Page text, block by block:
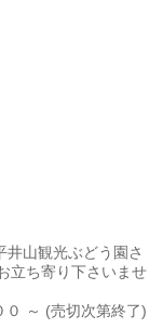
山観光ぶどう園さ
立ち寄り下さいませ
～ (売切次第終了)